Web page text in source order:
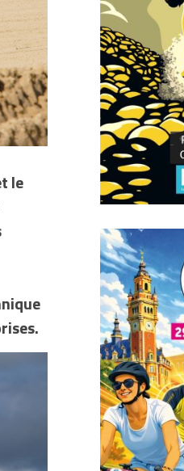
le